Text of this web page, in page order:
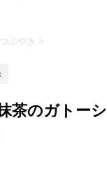
ぶやき >
茶のガトー